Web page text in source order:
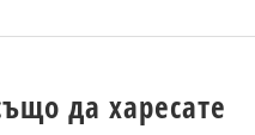
да харесате